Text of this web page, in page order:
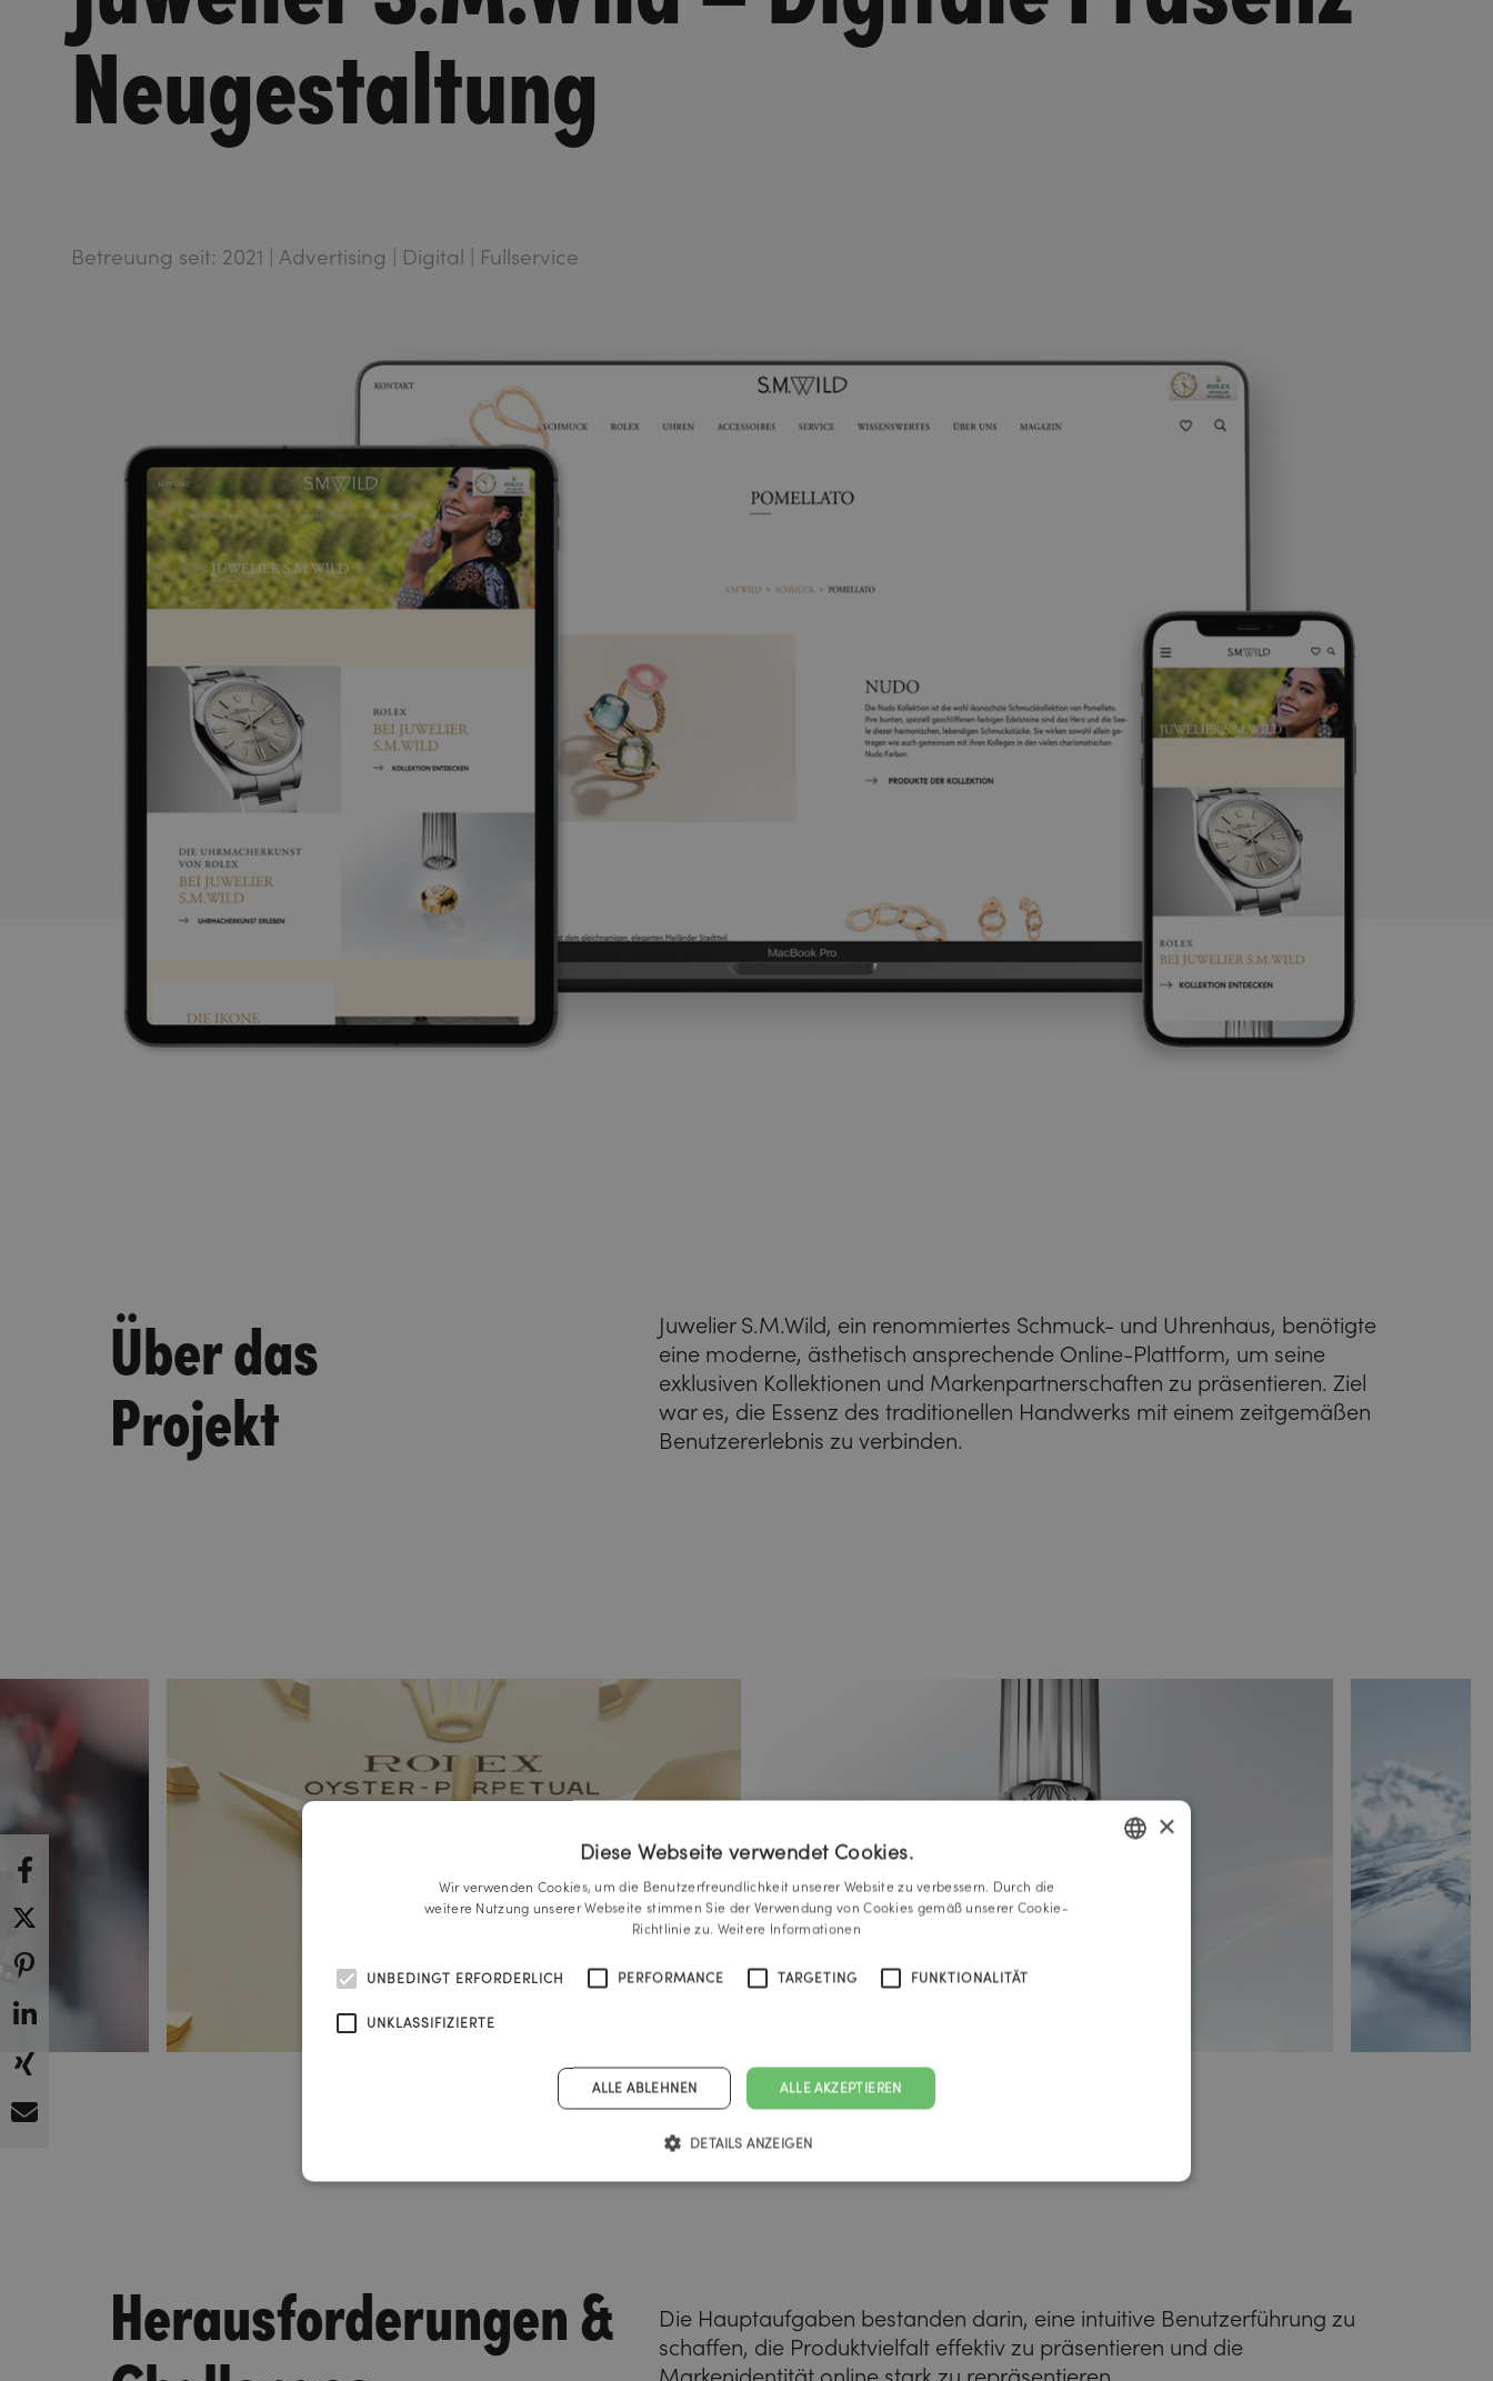
Neugestaltung
Betreuung seit: 2021 | Advertising | Digital | Fullservice
Über das
Projekt
Juwelier S.M.Wild, ein renommiertes Schmuck- und Uhrenhaus, benötigte
eine moderne, ästhetisch ansprechende Online-Plattform, um seine
exklusiven Kollektionen und Markenpartnerschaften zu präsentieren. Ziel
war es, die Essenz des traditionellen Handwerks mit einem zeitgemäßen
Benutzererlebnis zu verbinden.
Herausforderungen &
Die Hauptaufgaben bestanden darin, eine intuitive Benutzerführung zu
schaffen, die Produktvielfalt effektiv zu präsentieren und die
×
Diese Webseite verwendet Cookies.
Wir verwenden Cookies, um die Benutzerfreundlichkeit unserer Website zu verbessern. Durch die
weitere Nutzung unserer Webseite stimmen Sie der Verwendung von Cookies gemäß unserer Cookie-
Richtlinie zu. Weitere Informationen
UNBEDINGT ERFORDERLICH PERFORMANCE TARGETING FUNKTIONALITÄT
UNKLASSIFIZIERTE
ALLE AKZEPTIEREN
ALLE ABLEHNEN
DETAILS ANZEIGEN